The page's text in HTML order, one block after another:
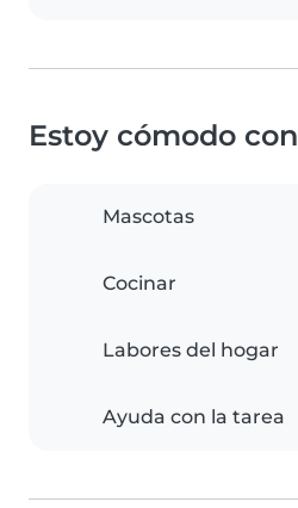
Estoy cómodo con
Mascotas
Cocinar
Labores del hogar
Ayuda con la tarea